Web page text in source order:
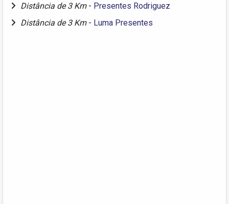
Distância de 3 Km - Presentes Rodriguez
Distância de 3 Km - Luma Presentes